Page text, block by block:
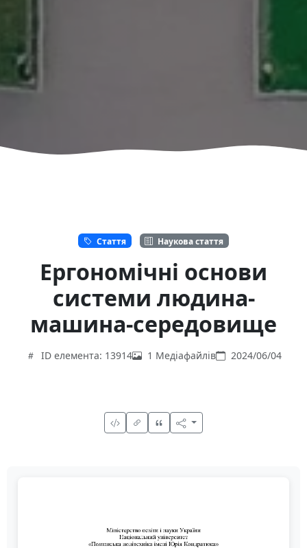
Стаття Наукова стаття
Ергономічні основи
системи людина-
машина-середовище
ID елемента: 13914 1 Медіафайлів 2024/06/04